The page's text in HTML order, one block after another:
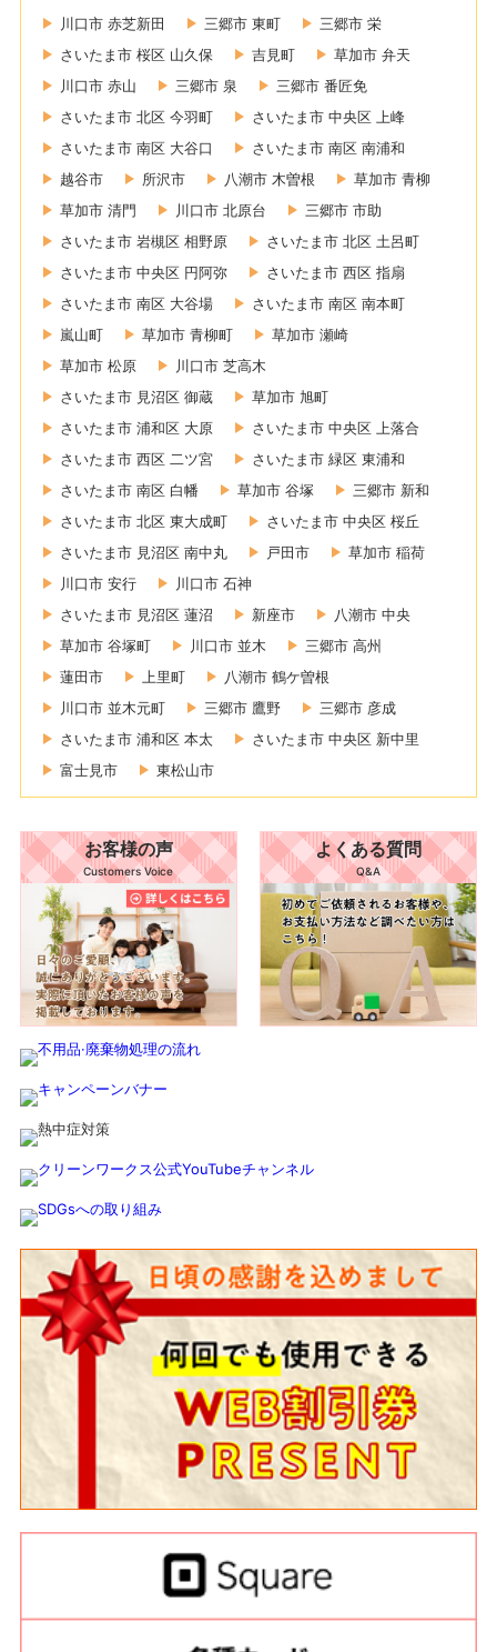
川口市 赤芝新田
三郷市 東町
三郷市 栄
さいたま市 桜区 山久保
吉見町
草加市 弁天
川口市 赤山
三郷市 泉
三郷市 番匠免
さいたま市 北区 今羽町
さいたま市 中央区 上峰
さいたま市 南区 大谷口
さいたま市 南区 南浦和
越谷市
所沢市 八潮市 木曽根
草加市 青柳
草加市 清門
川口市 北原台
三郷市 市助
さいたま市 岩槻区 相野原
さいたま市 北区 土呂町
さいたま市 中央区 円阿弥
さいたま市 西区 指扇
さいたま市 南区 大谷場
さいたま市 南区 南本町
嵐山町
草加市 青柳町
草加市 瀬崎
草加市 松原
川口市 芝高木
さいたま市 見沼区 御蔵
草加市 旭町
さいたま市 浦和区 大原
さいたま市 中央区 上落合
さいたま市 西区 二ツ宮
さいたま市 緑区 東浦和
さいたま市 南区 白幡
草加市 谷塚
三郷市 新和
さいたま市 北区 東大成町
さいたま市 中央区 桜丘
さいたま市 見沼区 南中丸
戸田市
草加市 稲荷
川口市 安行
川口市 石神
さいたま市 見沼区 蓮沼
新座市
八潮市 中央
草加市 谷塚町
川口市 並木
三郷市 高州
蓮田市
上里町
八潮市 鶴ケ曽根
川口市 並木元町
三郷市 鷹野
三郷市 彦成
さいたま市 浦和区 本太
さいたま市 中央区 新中里
富士見市
東松山市
お客様の声
Customers Voice
よくある質問
Q&A